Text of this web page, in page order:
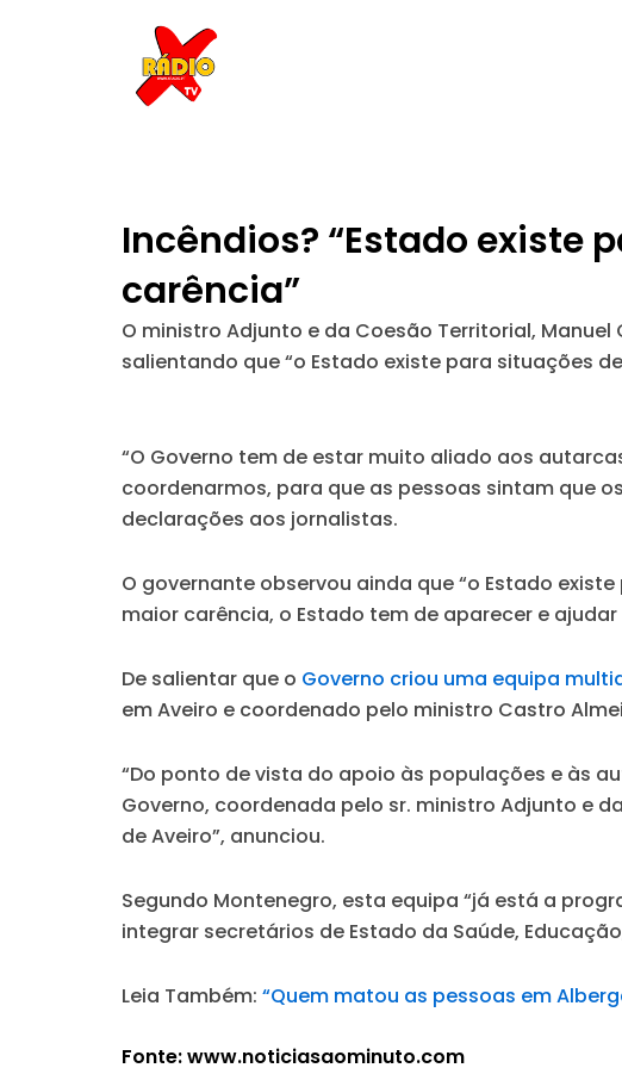
Incêndios? “Estado existe
carência”
O ministro Adjunto e da Coesão Territorial,
salientando que “o Estado existe para situações
“O Governo tem de estar muito aliado aos
coordenarmos, para que as pessoas sintam que
declarações aos jornalistas.
O governante observou ainda que “o Estado
maior carência, o Estado tem de aparecer e
De salientar que o Governo criou uma equipa
em Aveiro e coordenado pelo ministro Castro
“Do ponto de vista do apoio às populações e às
Governo, coordenada pelo sr. ministro Adjunto e
de Aveiro”, anunciou.
Segundo Montenegro, esta equipa “já está a
integrar secretários de Estado da Saúde,
Leia Também: “Quem matou as pessoas em
Fonte: www.noticiasaominuto.com